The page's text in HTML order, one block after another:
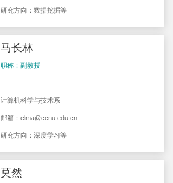
研究方向：数据挖掘等
马长林
职称：副教授
计算机科学与技术系
邮箱：clma@ccnu.edu.cn
研究方向：深度学习等
莫然